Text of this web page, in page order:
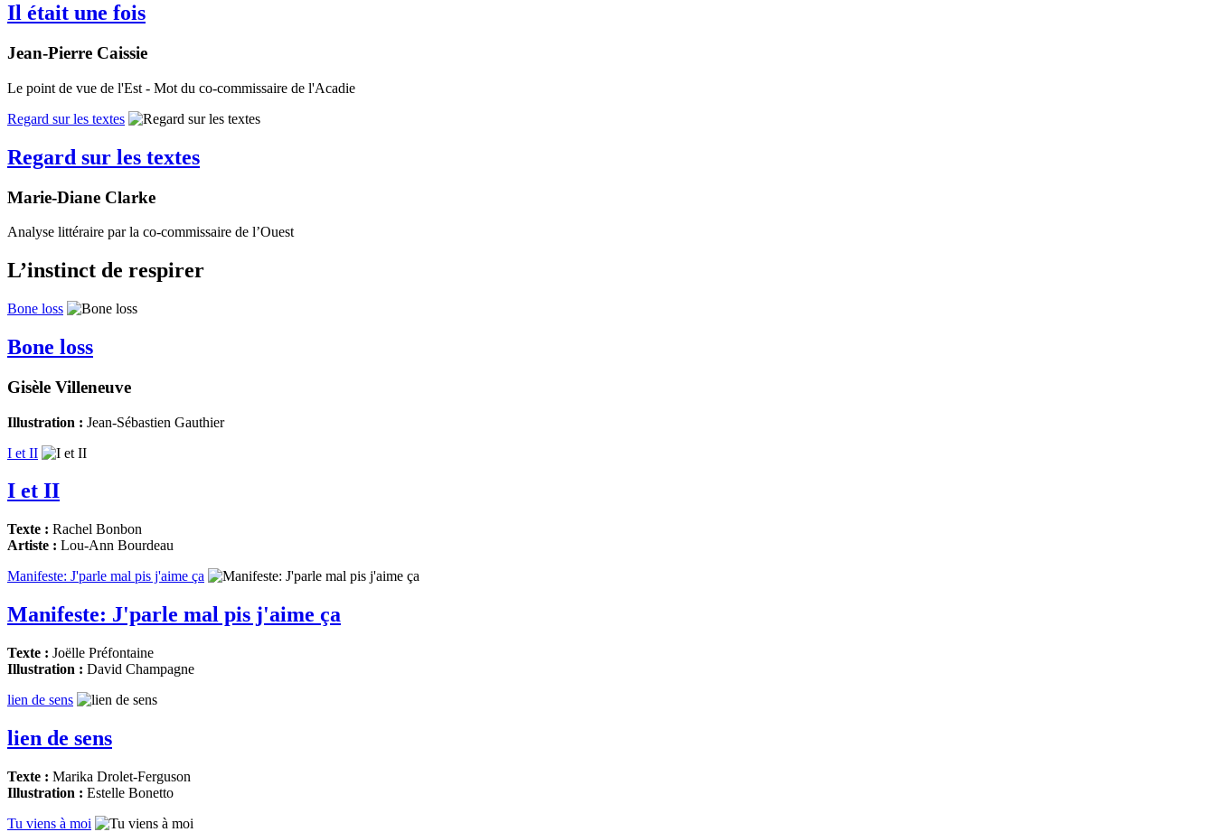
Il était une fois
Jean-Pierre Caissie
Le point de vue de l'Est - Mot du co-commissaire de l'Acadie
Regard sur les textes
Regard sur les textes
Marie-Diane Clarke
Analyse littéraire par la co-commissaire de l’Ouest
L’instinct de respirer
Bone loss
Bone loss
Gisèle Villeneuve
Illustration : Jean-Sébastien Gauthier
I et II
I et II
Texte : Rachel Bonbon
Artiste : Lou-Ann Bourdeau
Manifeste: J'parle mal pis j'aime ça
Manifeste: J'parle mal pis j'aime ça
Texte : Joëlle Préfontaine
Illustration : David Champagne
lien de sens
lien de sens
Texte : Marika Drolet-Ferguson
Illustration : Estelle Bonetto
Tu viens à moi